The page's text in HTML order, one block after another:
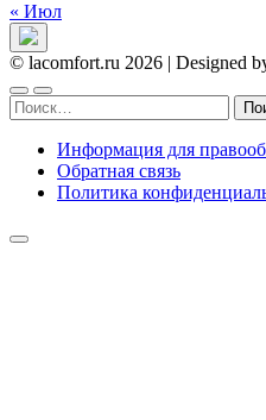
« Июл
© lacomfort.ru 2026 | Designed
Найти:
Информация для
Обратная связь
Политика